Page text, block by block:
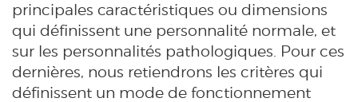
principales caractéristiques ou dimensions
qui définissent une personnalité normale, et
sur les personnalités pathologiques. Pour ces
dernières, nous retiendrons les critères qui
définissent un mode de fonctionnement